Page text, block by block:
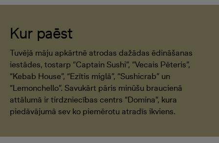
Kur paēst
Tuvējā māju apkārtnē atrodas dažādas ēdināšanas
iestādes, tostarp “Captain Sushi”, “Vecais Pēteris”,
“Kebab House”, “Ezītis miglā”, “Sushicrab” un
“Lemonchello”. Savukārt pāris minūšu braucienā
attālumā ir tirdzniecības centrs “Domina”, kura
piedāvājumā sev ko piemērotu atradīs ikviens.